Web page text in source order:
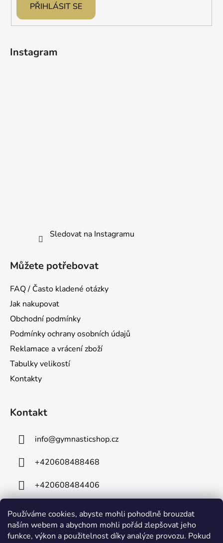
Používáme cookies, abyste mohli pohodlně brouzdat
naším webem a abychom mohli pořád zlepšovat jeho
funkce, výkon a použitelnost díky analýze provozu. Pokud
PŘIHLÁSIT SE
Instagram
Sledovat na Instagramu
Můžete potřebovat
FAQ / Často kladené otázky
Jak nakupovat
Obchodní podmínky
Podmínky ochrany osobních údajů
Reklamace a vrácení zboží
Tabulky velikostí
Kontakty
Kontakt
info@gymnasticshop.cz
+420608488468
+420608484406